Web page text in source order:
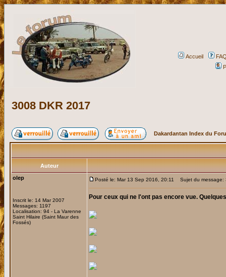
Accueil
3008 DKR 2017
Dakardantan Index du
Auteur
olep
Inscrit le: 14 Mar 2007
Messages: 1197
Localisation: 94 - La Varenne
Saint Hilaire (Saint Maur des
Fossés)
Posté le: Mar 13 Sep 2016, 20:11 Sujet du message:
Pour ceux qui ne l'ont pas encore vue.